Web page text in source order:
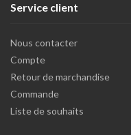
Service client
Nous contacter
Compte
Retour de marchandise
Commande
Liste de souhaits